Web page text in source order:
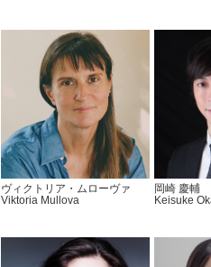
ヴィクトリア・ムローヴァ
Viktoria Mullova
岡崎 慶輔
Keisuke